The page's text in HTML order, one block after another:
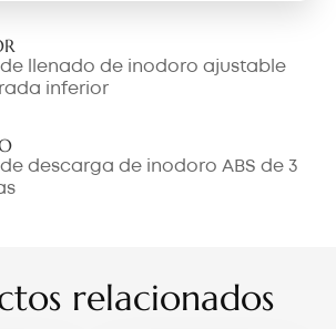
llenado de inodoro ajustable
inferior
descarga de inodoro ABS de 3
relacionados